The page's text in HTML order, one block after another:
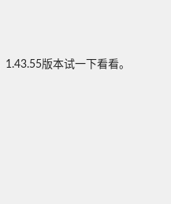
1.43.55版本试一下看看。